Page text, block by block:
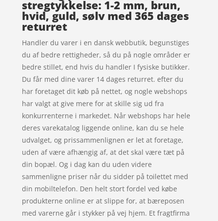
stregtykkelse: 1-2 mm, brun,
hvid, guld, sølv med 365 dages
returret
Handler du varer i en dansk webbutik, begunstiges
du af bedre rettigheder, så du på nogle områder er
bedre stillet, end hvis du handler I fysiske butikker.
Du får med dine varer 14 dages returret. efter du
har foretaget dit køb på nettet, og nogle webshops
har valgt at give mere for at skille sig ud fra
konkurrenterne i markedet. Når webshops har hele
deres varekatalog liggende online, kan du se hele
udvalget, og prissammenlignen er let at foretage,
uden af være afhængig af, at det skal være tæt på
din bopæl. Og i dag kan du uden videre
sammenligne priser når du sidder på toilettet med
din mobiltelefon. Den helt stort fordel ved købe
produkterne online er at slippe for, at bæreposen
med varerne går i stykker på vej hjem. Et fragtfirma